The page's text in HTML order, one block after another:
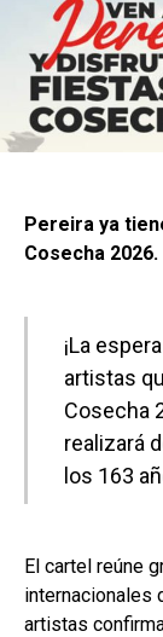
Pereira ya
Cosecha 2026.
¡La
artistas
Cosecha
realizará
los 163
El cartel reúne
internacionales
artistas